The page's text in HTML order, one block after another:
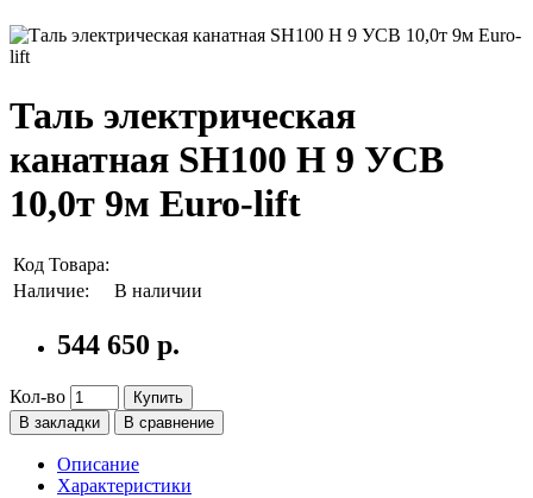
Таль электрическая
канатная SH100 H 9 УСВ
10,0т 9м Euro-lift
Код Товара:
Наличие:
В наличии
544 650 р.
Кол-во
Купить
В закладки
В сравнение
Описание
Характеристики